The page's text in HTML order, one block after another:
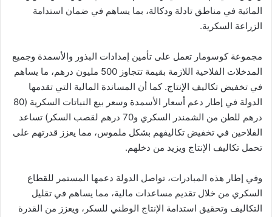
المائية في مناطق تادلة ودكالة، بما يساهم في ضمان استدامة
الزراعة السكرية.
مجموعة كوسومار تعمل على تأمين إمدادات البذور والأسمدة وجميع
المدخلات الفلاحية اللازمة بقيمة تتجاوز 500 مليون درهم، ما يساهم
في تخفيض تكاليف الإنتاج. كما أن المساندة المالية التي تقدمها
الدولة في إطار دعم أسعار الأسمدة وسعر بيع النباتات السكرية (80
درهم للطن من الشمندر السكري و70 درهم لقصب السكر) تساعد
الفلاحين في تخفيض تكاليفهم بشكل ملموس، مما يعزز قدرتهم على
تحمل تكاليف الإنتاج ويزيد من دخلهم.
وفي إطار هذه المبادرات، تواصل الدولة دعمها المستمر للقطاع
السكري من خلال تقديم مساعدات مالية، مما يساهم في تقليل
التكاليف وتحقيق استدامة الإنتاج الوطني للسكر، ويعزز من القدرة